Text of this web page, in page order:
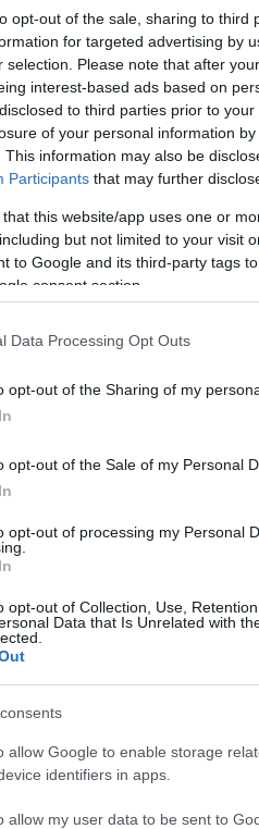
opt-out of the sale, sharing to
for targeted advertising by
selection. Please note that after
interest-based ads based on
to third parties prior to
of your personal information
This information may also be
Participants that may further
that this website/app uses one or
but not limited to your visit
to Google and its third-party tags
consent section.
Data Processing Opt Outs
opt-out of the Sharing of my
opt-out of the Sale of my Personal
opt-out of processing my Personal
opt-out of Collection, Use,
Data that Is Unrelated with
allow Google to enable storage
identifiers in apps.
allow my user data to be sent to
ανανά από την
γιαούρτι και ζελέ ανανά,
Κρατάμε 4 φέτες για το
και διαλύουμε μέσα σε αυτό τα 2
ωστόσο να μη
ένα μπολ για να κρυώσει, μέχρι
στη συσκευασία και
και προσθέτουμε το ζελέ.
καλά.